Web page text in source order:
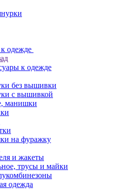
одежде
к одежде
без вышивки
с вышивкой
манишки
на фуражку
и жакеты
трусы и майки
одежда